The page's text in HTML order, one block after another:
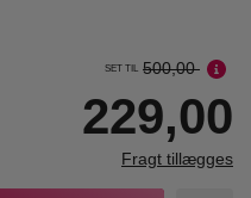
SET TIL 500,00
229,00
Fragt tillægges